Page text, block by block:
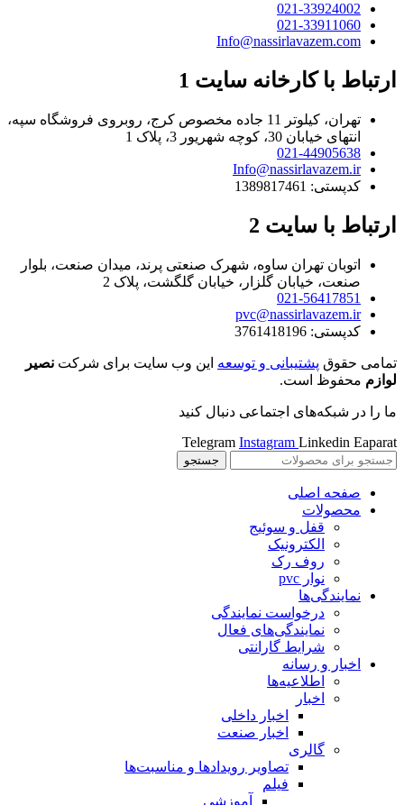
021-33924002
021-33911060
Info@nassirlavazem.com
ارتباط با کارخانه سایت 1
تهران، کیلوتر 11 جاده مخصوص کرج، روبروی فروشگاه سپه،
انتهای خیابان 30، کوچه شهریور 3، پلاک 1
021-44905638
Info@nassirlavazem.ir
کدپستی: 1389817461
ارتباط با سایت 2
اتوبان تهران ساوه، شهرک صنعتی پرند، میدان صنعت، بلوار
صنعت، خیابان گلزار، خیابان گلگشت، پلاک 2
021-56417851
pvc@nassirlavazem.ir
کدپستی: 3761418196
تمامی حقوق پشتیبانی و توسعه این وب سایت برای شرکت نصیر
لوازم محفوظ است.
ما را در شبکه‌های اجتماعی دنبال کنید
Telegram Instagram Linkedin Eaparat
جستجو
صفحه اصلی
محصولات
قفل و سوئیج
الکترونیک
روف رک
نوار pvc
نمایندگی‌ها
درخواست نمایندگی
نمایندگی‌های فعال
شرایط گارانتی
اخبار و رسانه
اطلاعیه‌ها
اخبار
اخبار داخلی
اخبار صنعت
گالری
تصاویر رویدادها و مناسبت‌ها
فیلم
آموزشی